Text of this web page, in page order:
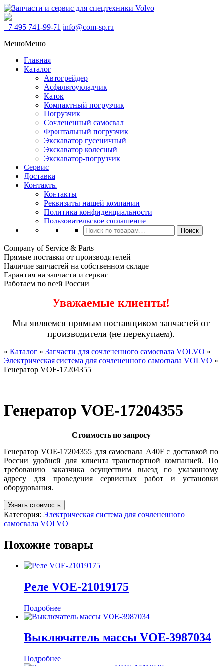
+7 495 741-99-71 info@com-sp.ru
МенюМеню
Главная
Каталог
Автогрейдер
Асфальтоукладчик
Каток
Компактный погрузчик
Погрузчик
Сочлененный самосвал
Фронтальный погрузчик
Экскаватор гусеничный
Экскаватор колесный
Экскаватор-погрузчик
Сервис
Доставка
Контакты
Контакты
Реквизиты нашей компании
Политика конфиденциальности
Пользовательское соглашение
Искать:
Поиск
Company of Service & Parts
Прямые поставки от производителей
Наличие запчастей на собственном складе
Гарантия на запчасти и сервис
Работаем по всей России
Уважаемые клиенты!
Мы являемся прямым поставщиком запчастей от
производителя (не перекупаем).
» Каталог » Запчасти для сочлененного самосвала VOLVO »
Электрическая система для сочлененного самосвала VOLVO »
Генератор VOE-17204355
Генератор VOE-17204355
Стоимость по запросу
Генератор VOE-17204355 для самосвала A40F с доставкой по
России удобной для клиента транспортной компанией. По
требованию заказчика осуществим выезд по указанному
адресу для проведения сервисных работ и установки
оборудования.
Узнать стоимость
Категория: Электрическая система для сочлененного
самосвала VOLVO
Похожие товары
Реле VOE-21019175
Подробнее
Выключатель массы VOE-3987034
Подробнее